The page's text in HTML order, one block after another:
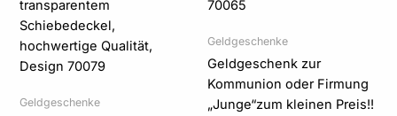
Geldgeschenke
Geldgeschenke
Geldgeschenk zur
Kommunion oder Firmung
„Junge“zum kleinen Preis!!